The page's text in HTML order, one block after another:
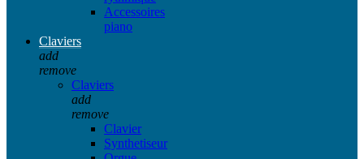
Accessoires
piano
Claviers
add
remove
Claviers
add
remove
Clavier
Synthetiseur